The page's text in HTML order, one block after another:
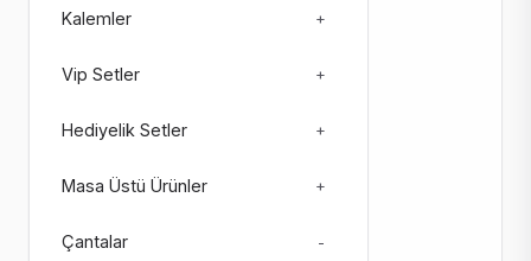
Kalemler +
Vip Setler +
Hediyelik Setler +
Masa Üstü Ürünler +
Çantalar -